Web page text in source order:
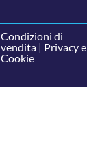
Condizioni di
vendita| Privacy e
Cookie